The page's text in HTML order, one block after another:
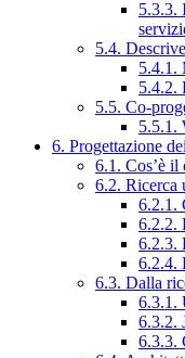
5.3.3.
5.4.
5.4.1.
5.4.2.
5.5. Co-
5.5.1.
6. Progettazione
6.1. Cos’è il
6.2. Ricerca
6.2.1.
6.2.2.
6.2.3.
6.2.4.
6.3. Dalla
6.3.1.
6.3.2.
6.3.3.